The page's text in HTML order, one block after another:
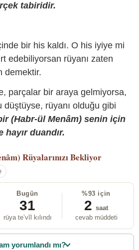
tabiridir.
bir his kaldı. O his iyiye mi
edebiliyorsan rüyanı zaten
demektir.
parçalar bir araya gelmiyorsa,
rüyanı olduğu gibi
(Habr-ül Menâm) senin için
duandır.
Rüyalarınızı Bekliyor
Bugün
31
rüya te’vîl kılındı
%93 için
2 saat
cevab müddeti
yorumlandı mı?